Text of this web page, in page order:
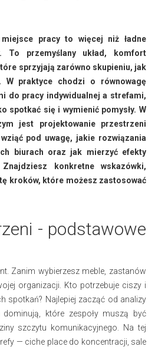
miejsce pracy to więcej niż ładne
przemyślany układ, komfort
sprzyjają zarówno skupieniu, jak
W praktyce chodzi o równowagę
do pracy indywidualnej a strefami,
spotkać się i wymienić pomysły. W
jest projektowanie przestrzeni
pod uwagę, jakie rozwiązania
biurach oraz jak mierzyć efekty
konkretne wskazówki,
kroków, które możesz zastosować
- podstawowe
Zanim wybierzesz meble, zastanów
organizacji. Kto potrzebuje ciszy i
spotkań? Najlepiej zacząć od analizy
które zespoły muszą być
szczytu komunikacyjnego. Na tej
— ciche place do koncentracji, sale